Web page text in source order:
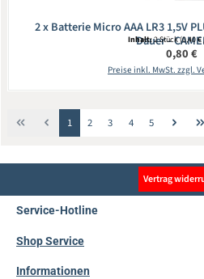
2 x Batterie Micro AAA LR3 1,5V
Dauer -
Inhalt:2 Stück(0,40
0,80 €
Preise inkl. MwSt. zzgl.
Seite
1 Seite
2 Seite
3 Seite
4 Seite
5
Vertrag
Service-Hotline
Shop Service
Informationen